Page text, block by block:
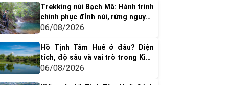
Trekking núi Bạch Mã: Hành trình
chinh phục đỉnh núi, rừng nguyên
sinh & thác nước tuyệt đẹp
06/08/2026
Hồ Tịnh Tâm Huế ở đâu? Diện
tích, độ sâu và vai trò trong Kinh
thành Huế xưa
06/08/2026